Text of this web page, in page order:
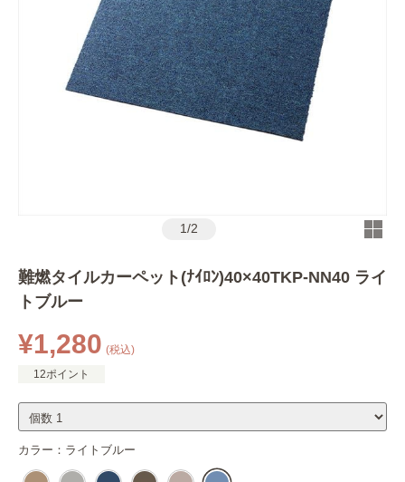
1/2
難燃タイルカーペット(ﾅｲﾛﾝ)40×40TKP-NN40 ライ
トブルー
¥1,280 (税込)
12ポイント
カラー： ライトブルー